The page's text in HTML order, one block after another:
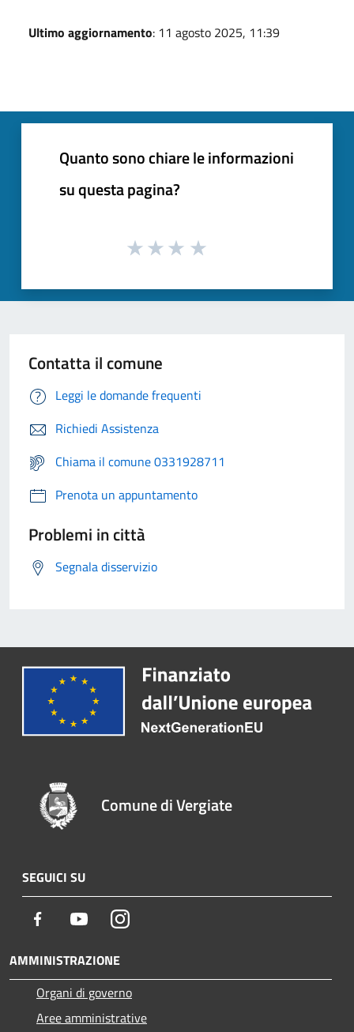
Ultimo aggiornamento: 11 agosto 2025, 11:39
Quanto sono chiare le informazioni
su questa pagina?
Contatta il comune
Leggi le domande frequenti
Richiedi Assistenza
Chiama il comune 0331928711
Prenota un appuntamento
Problemi in città
Segnala disservizio
Comune di Vergiate
SEGUICI SU
Facebook YoutubeInstagram
AMMINISTRAZIONE
Organi di governo
Aree amministrative